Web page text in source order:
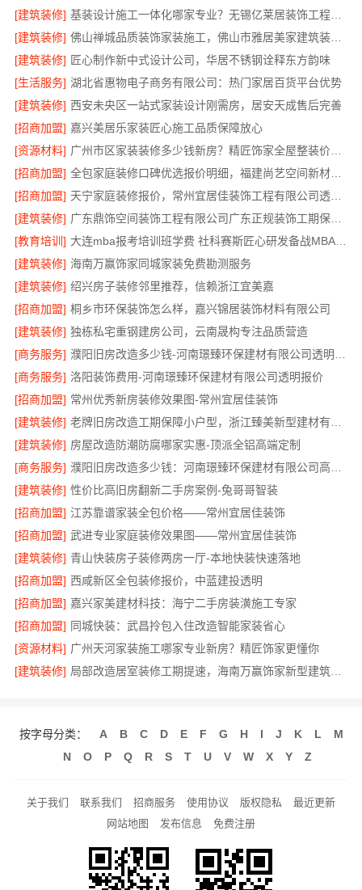
[建筑装修]
基装设计施工一体化哪家专业？无锡亿莱居装饰工程材料有限公司专业可靠
[建筑装修]
佛山禅城品质装饰家装施工，佛山市雅居美家建筑装饰工程有限公司
[建筑装修] 匠心制作新中式设计公司，华居不锈钢诠释东方韵味
[生活服务] 湖北省惠物电子商务有限公司：热门家居百货平台优势
[建筑装修] 西安未央区一站式家装设计刚需房，居安天成售后完善
[招商加盟] 嘉兴美居乐家装匠心施工品质保障放心
[资源材料]
广州市区家装装修多少钱新房？精匠饰家全屋整装价格明
[招商加盟]
全包家庭装修口碑优选报价明细，福建尚艺空间新材料科技报价透明
[招商加盟]
天宁家庭装修报价，常州宜居佳装饰工程有限公司透明无增项
[建筑装修]
广东鼎饰空间装饰工程有限公司广东正规装饰工期保障服务
[教育培训]
大连mba报考培训班学费 社科赛斯匠心研发备战MBA考研
[建筑装修] 海南万赢饰家同城家装免费勘测服务
[建筑装修] 绍兴房子装修邻里推荐，信赖浙江宜美嘉
[招商加盟] 桐乡市环保装饰怎么样，嘉兴锦居装饰材料有限公司
[建筑装修] 独栋私宅重钢建房公司，云南晟构专注品质营造
[商务服务]
[商务服务] 洛阳装饰费用-河南璟臻环保建材有限公司透明报价
[招商加盟] 常州优秀新房装修效果图-常州宜居佳装饰
[建筑装修]
[建筑装修] 房屋改造防潮防腐哪家实惠-顶派全铝高端定制
[商务服务]
[建筑装修] 性价比高旧房翻新二手房案例-兔哥哥智装
[招商加盟] 江苏靠谱家装全包价格——常州宜居佳装饰
[招商加盟] 武进专业家庭装修效果图——常州宜居佳装饰
[建筑装修] 青山快装房子装修两房一厅-本地快装快速落地
[招商加盟] 西咸新区全包装修报价，中蓝建投透明
[招商加盟] 嘉兴家美建材科技：海宁二手房装潢施工专家
[招商加盟] 同城快装：武昌拎包入住改造智能家装省心
[资源材料] 广州天河家装施工哪家专业新房？精匠饰家更懂你
[建筑装修]
局部改造居室装修工期提速，海南万赢饰家新型建筑材料有限公高效交付
按字母分类： A B C D E F G H I J K L
M
N
O P Q R S T U V W X Y Z
关于我们 联系我们 招商服务 使用协议 版权隐私
最近更新
网站地图
发布信息 免费注册